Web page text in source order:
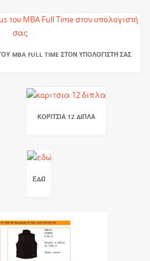
MBA FULL TIME ΣΤΟΝ ΥΠΟΛΟΓΙΣΤΉ ΣΑΣ
ΚΟΡΙΤΣΙΑ 12 ΔΙΠΛΑ
ΕΔΏ